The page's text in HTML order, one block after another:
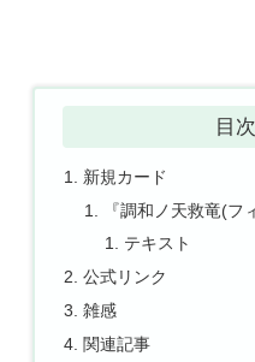
目次
新規カード
『調和ノ天救竜(フ
テキスト
公式リンク
雑感
関連記事